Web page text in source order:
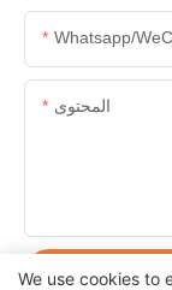
Whatsapp/
المحتوى
الاستفسار الآن
We use cookies to